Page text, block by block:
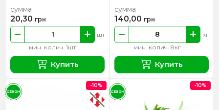
мин. колич. 1шт
шт
сумма
20,30 грн
Купить
мин. колич. 8кг
кг
сумма
140,00 грн
Купить
-10%
СЕЗОН
-10%
СЕЗОН